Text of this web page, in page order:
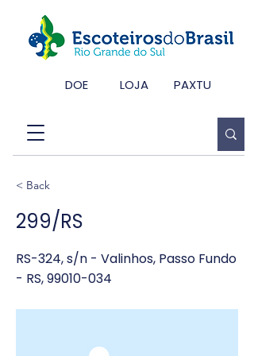
DOE LOJA PAXTU
< Back
299/RS
RS-324, s/n - Valinhos, Passo Fundo
- RS,99010-034